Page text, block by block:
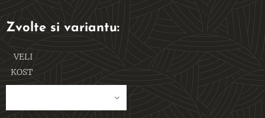
Zvolte si variantu:
VELI
KOST